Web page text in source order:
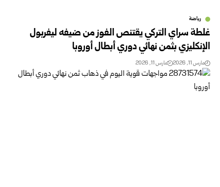
رياضة
غلطة سراي التركي يقتنص الفوز من ضيفه ليفربول
الإنكليزي بثمن نهائي دوري أبطال أوروبا
مارس 11, 2026 مارس 11, 2026